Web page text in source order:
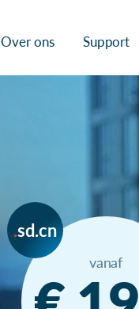
Over ons Support
sd.cn
vanaf